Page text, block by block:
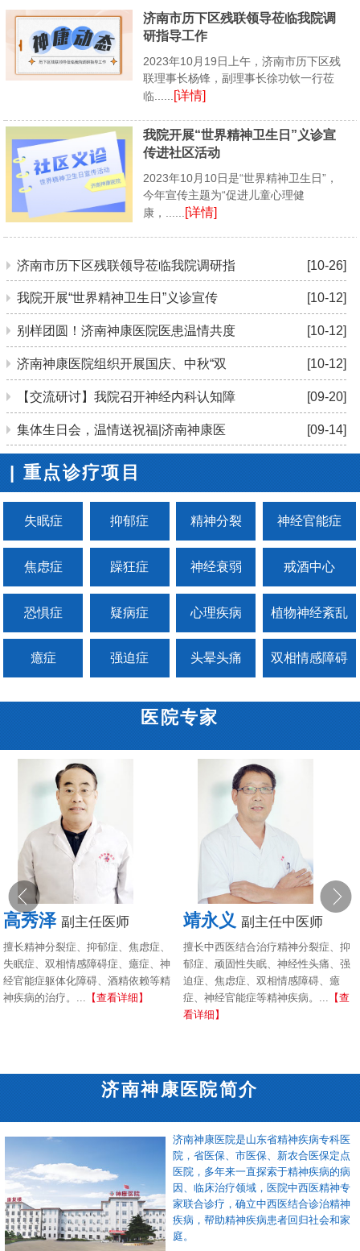
济南市历下区残联领导莅临我院调
研指导工作
2023年10月19日上午，济南市历下区残
联理事长杨锋，副理事长徐功钦一行莅
临...... [详情]
我院开展“世界精神卫生日”义诊宣
传进社区活动
2023年10月10日是“世界精神卫生日”，
今年宣传主题为“促进儿童心理健
康，...... [详情]
济南市历下区残联领导莅临我院调研指 [10-26]
我院开展“世界精神卫生日”义诊宣传 [10-12]
别样团圆！济南神康医院医患温情共度 [10-12]
济南神康医院组织开展国庆、中秋“双 [10-12]
【交流研讨】我院召开神经内科认知障 [09-20]
集体生日会，温情送祝福|济南神康医 [09-14]
| 重点诊疗项目
失眠症 抑郁症 精神分裂 神经官能症
焦虑症 躁狂症 神经衰弱 戒酒中心
恐惧症 疑病症 心理疾病 植物神经紊乱
癔症 强迫症 头晕头痛 双相情感障碍
医院专家
高秀泽 副主任医师
擅长精神分裂症、抑郁症、焦虑症、
失眠症、双相情感障碍症、癔症、神
经官能症躯体化障碍、酒精依赖等精
神疾病的治疗。...
【查看详细】
靖永义 副主任中医师
擅长中西医结合治疗精神分裂症、抑
郁症、顽固性失眠、神经性头痛、强
迫症、焦虑症、双相情感障碍、癔
症、神经官能症等精神疾病。...
【查
看详细】
济南神康医院简介
济南神康医院是山东省精神疾病专科医
院，省医保、市医保、新农合医保定点
医院，多年来一直探索于精神疾病的病
因、临床治疗领域，医院中西医精神专
家联合诊疗，确立中西医结合诊治精神
疾病，帮助精神疾病患者回归社会和家
庭。